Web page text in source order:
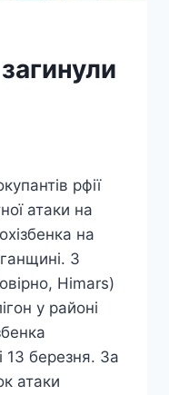
рфії
атаки на
на
3
Himars)
у районі
13 березня. За
атаки